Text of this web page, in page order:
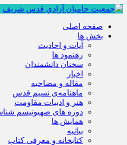
صفحه اصلی
بخش ها
آیات و احادیث
رهنمود ها
سخنان دانشمندان
اخبار
مقاله و مصاحبه
ماهنامه‌ی نسیم قدس
هنر و ادبیات مقاومت
دوره های صهیونیسم
همايش ها
بيانيه
کتابخانه و معرفی کتاب